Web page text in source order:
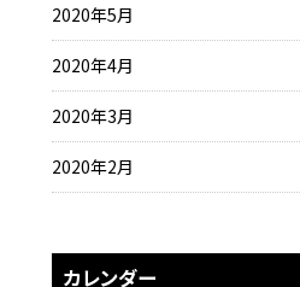
2020年5月
2020年4月
2020年3月
2020年2月
カレンダー